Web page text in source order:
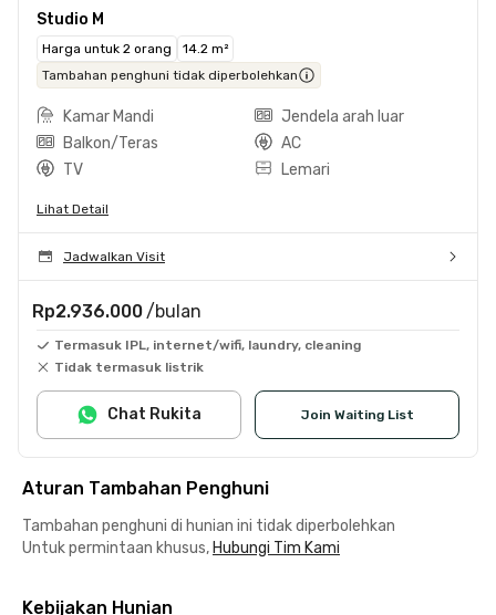
Studio M
Harga untuk 2 orang
14.2 m²
Tambahan penghuni tidak diperbolehkan
Kamar Mandi
Jendela arah luar
Balkon/Teras
AC
TV
Lemari
Lihat Detail
Jadwalkan Visit
Rp2.936.000 /bulan
Termasuk IPL, internet/wifi, laundry, cleaning
Tidak termasuk listrik
Join Waiting List
Chat Rukita
Aturan Tambahan Penghuni
Tambahan penghuni di hunian ini tidak diperbolehkan
Untuk permintaan khusus, Hubungi Tim Kami
Kebijakan Hunian